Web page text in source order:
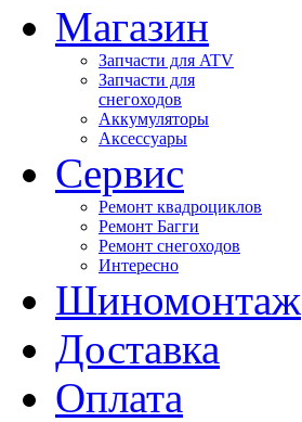
Магазин
Запчасти для ATV
Запчасти для
снегоходов
Аккумуляторы
Аксессуары
Сервис
Ремонт квадроциклов
Ремонт Багги
Ремонт снегоходов
Интересно
Шиномонтаж
Доставка
Оплата